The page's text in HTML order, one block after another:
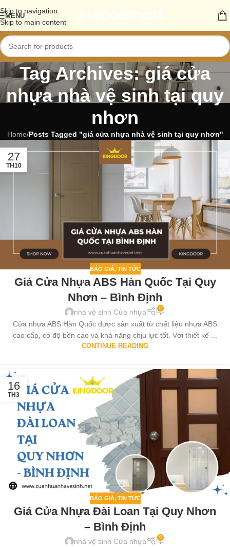
Skip to navigation
Skip to main content
MENU
Tag Archives: giá cửa
nhựa nhà vệ sinh tại quy
nhơn
Home/Posts Tagged "giá cửa nhựa nhà vệ sinh tại quy nhơn"
27
TH10
BÁO GIÁ, TIN TỨC
Giá Cửa Nhựa ABS Hàn Quốc Tại Quy
Nhơn – Bình Định
nhà vệ sinh Cửa nhựa 0
Cửa nhựa ABS Hàn Quốc được sản xuất từ chất liệu nhựa ABS
cao cấp, có độ bền cao và khả năng chịu lực tốt. Với thiết kế ...
CONTINUE READING
16
TH3
BÁO GIÁ, TIN TỨC
Giá Cửa Nhựa Đài Loan Tại Quy Nhơn
– Bình Định
nhà vệ sinh Cửa nhựa 0